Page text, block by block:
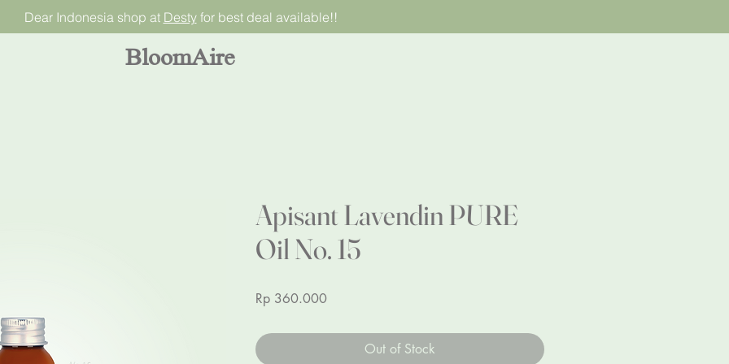
Dear Indonesia shop at Destyfor best deal available!!
BloomAire
Apisant Lavendin PURE
Oil No. 15
Rp 360.000Price
Out of Stock